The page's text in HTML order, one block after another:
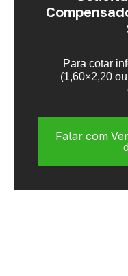
Para cotar
(1,60×2,20
Falar com